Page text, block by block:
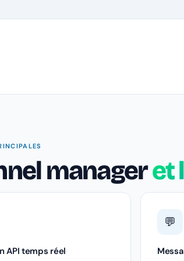
manageret
API temps réel
💬